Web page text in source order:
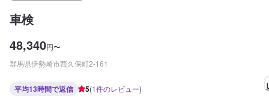
車検
48,340円〜
群馬県伊勢崎市西久保町2-161
平均13時間で返信 5(1件のレビュー)